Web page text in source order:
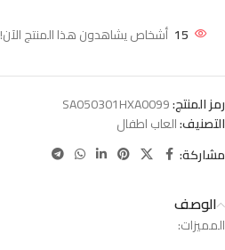
15 أشخاص يشاهدون هذا المنتج الآن!
رمز المنتج:SA050301HXA0099
التصنيف:العاب اطفال
مشاركة:
الوصف
المميزات: